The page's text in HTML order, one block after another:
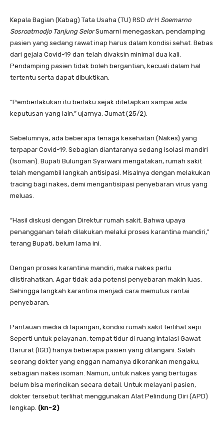
Kepala Bagian (Kabag) Tata Usaha (TU) RSD drH Soemarno
Sosroatmodjo Tanjung SelorSumarni menegaskan, pendamping
pasien yang sedang rawat inap harus dalam kondisi sehat. Bebas
dari gejala Covid-19 dan telah divaksin minimal dua kali.
Pendamping pasien tidak boleh bergantian, kecuali dalam hal
tertentu serta dapat dibuktikan.
“Pemberlakukan itu berlaku sejak ditetapkan sampai ada
keputusan yang lain,” ujarnya, Jumat (25/2).
Sebelumnya, ada beberapa tenaga kesehatan (Nakes) yang
terpapar Covid-19. Sebagian diantaranya sedang isolasi mandiri
(Isoman). Bupati Bulungan Syarwani mengatakan, rumah sakit
telah mengambil langkah antisipasi. Misalnya dengan melakukan
tracing bagi nakes, demi mengantisipasi penyebaran virus yang
meluas.
“Hasil diskusi dengan Direktur rumah sakit. Bahwa upaya
penangganan telah dilakukan melalui proses karantina mandiri,”
terang Bupati, belum lama ini.
Dengan proses karantina mandiri, maka nakes perlu
diistirahatkan. Agar tidak ada potensi penyebaran makin luas.
Sehingga langkah karantina menjadi cara memutus rantai
penyebaran.
Pantauan media di lapangan, kondisi rumah sakit terlihat sepi.
Seperti untuk pelayanan, tempat tidur di ruang Intalasi Gawat
Darurat (IGD) hanya beberapa pasien yang ditangani. Salah
seorang dokter yang enggan namanya dikorankan mengaku,
sebagian nakes isoman. Namun, untuk nakes yang bertugas
belum bisa merincikan secara detail. Untuk melayani pasien,
dokter tersebut terlihat menggunakan Alat Pelindung Diri (APD)
lengkap. (kn-2)